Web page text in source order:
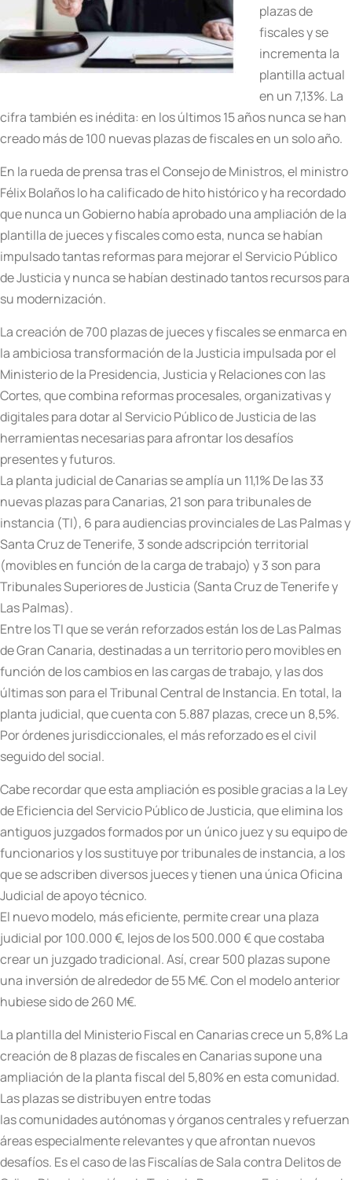
plazas de
fiscales y se
incrementa la
plantilla actual
en un 7,13%. La
cifra también es inédita: en los últimos 15 años nunca se han
creado más de 100 nuevas plazas de fiscales en un solo año.
En la rueda de prensa tras el Consejo de Ministros, el ministro
Félix Bolaños lo ha calificado de hito histórico y ha recordado
que nunca un Gobierno había aprobado una ampliación de la
plantilla de jueces y fiscales como esta, nunca se habían
impulsado tantas reformas para mejorar el Servicio Público
de Justicia y nunca se habían destinado tantos recursos para
su modernización.
La creación de 700 plazas de jueces y fiscales se enmarca en
la ambiciosa transformación de la Justicia impulsada por el
Ministerio de la Presidencia, Justicia y Relaciones con las
Cortes, que combina reformas procesales, organizativas y
digitales para dotar al Servicio Público de Justicia de las
herramientas necesarias para afrontar los desafíos
presentes y futuros.
La planta judicial de Canarias se amplía un 11,1% De las 33
nuevas plazas para Canarias, 21 son para tribunales de
instancia (TI), 6 para audiencias provinciales de Las Palmas y
Santa Cruz de Tenerife, 3 sonde adscripción territorial
(movibles en función de la carga de trabajo) y 3 son para
Tribunales Superiores de Justicia (Santa Cruz de Tenerife y
Las Palmas).
Entre los TI que se verán reforzados están los de Las Palmas
de Gran Canaria, destinadas a un territorio pero movibles en
función de los cambios en las cargas de trabajo, y las dos
últimas son para el Tribunal Central de Instancia. En total, la
planta judicial, que cuenta con 5.887 plazas, crece un 8,5%.
Por órdenes jurisdiccionales, el más reforzado es el civil
seguido del social.
Cabe recordar que esta ampliación es posible gracias a la Ley
de Eficiencia del Servicio Público de Justicia, que elimina los
antiguos juzgados formados por un único juez y su equipo de
funcionarios y los sustituye por tribunales de instancia, a los
que se adscriben diversos jueces y tienen una única Oficina
Judicial de apoyo técnico.
El nuevo modelo, más eficiente, permite crear una plaza
judicial por 100.000 €, lejos de los 500.000 € que costaba
crear un juzgado tradicional. Así, crear 500 plazas supone
una inversión de alrededor de 55 M€. Con el modelo anterior
hubiese sido de 260 M€.
La plantilla del Ministerio Fiscal en Canarias crece un 5,8% La
creación de 8 plazas de fiscales en Canarias supone una
ampliación de la planta fiscal del 5,80% en esta comunidad.
Las plazas se distribuyen entre todas
las comunidades autónomas y órganos centrales y refuerzan
áreas especialmente relevantes y que afrontan nuevos
desafíos. Es el caso de las Fiscalías de Sala contra Delitos de